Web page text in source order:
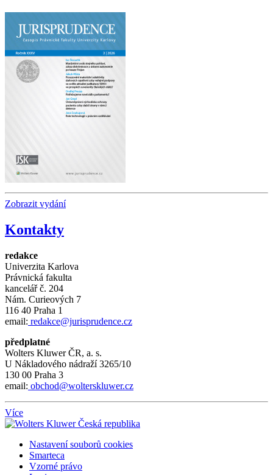
Zobrazit vydání
Kontakty
redakce
Univerzita Karlova
Právnická fakulta
kancelář č. 204
Nám. Curieových 7
116 40 Praha 1
email: redakce@jurisprudence.cz
předplatné
Wolters Kluwer ČR, a. s.
U Nákladového nádraží 3265/10
130 00 Praha 3
email: obchod@wolterskluwer.cz
Více
Nastavení souborů cookies
Smarteca
Vzorné právo